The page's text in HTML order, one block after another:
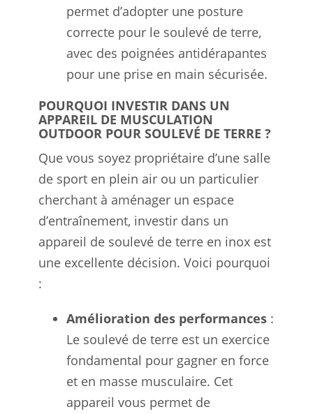
permet d’adopter une posture
correcte pour le soulevé de terre,
avec des poignées antidérapantes
pour une prise en main sécurisée.
POURQUOI INVESTIR DANS UN
APPAREIL DE MUSCULATION
OUTDOOR POUR SOULEVÉ DE TERRE ?
Que vous soyez propriétaire d’une salle
de sport en plein air ou un particulier
cherchant à aménager un espace
d’entraînement, investir dans un
appareil de soulevé de terre en inox est
une excellente décision. Voici pourquoi
:
Amélioration des performances :
Le soulevé de terre est un exercice
fondamental pour gagner en force
et en masse musculaire. Cet
appareil vous permet de